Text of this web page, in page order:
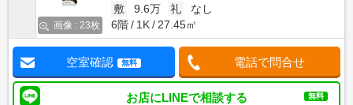
画像 : 23枚
敷
9.6万 礼
なし
6階
1K 27.45㎡
空室確認 無料 電話で問合せ
お店にLINEで相談する 無料